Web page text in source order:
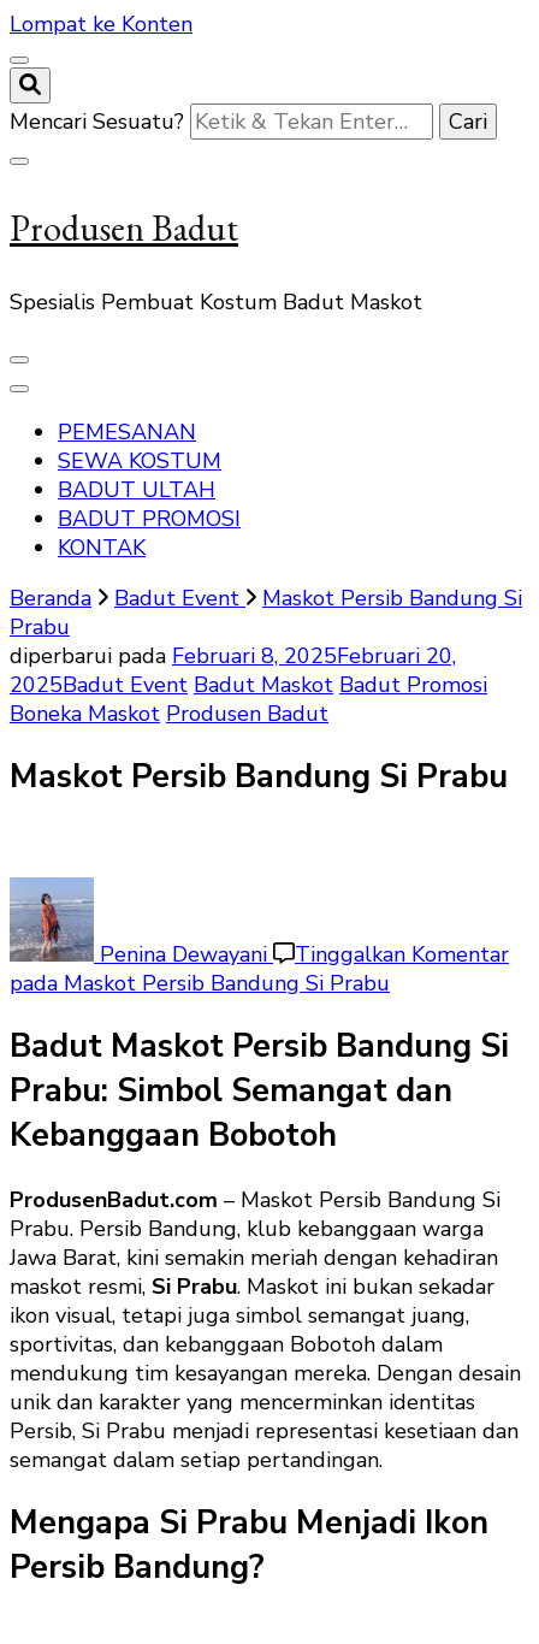
Lompat ke Konten
Mencari Sesuatu?
Produsen Badut
Spesialis Pembuat Kostum Badut Maskot
PEMESANAN
SEWA KOSTUM
BADUT ULTAH
BADUT PROMOSI
KONTAK
Beranda
Badut Event
Maskot Persib Bandung Si
Prabu
diperbarui pada Februari 8, 2025Februari 20,
2025Badut Event Badut Maskot Badut Promosi
Boneka Maskot Produsen Badut
Maskot Persib Bandung Si Prabu
Penina Dewayani
Tinggalkan Komentar
pada Maskot Persib Bandung Si Prabu
Badut Maskot Persib Bandung Si
Prabu: Simbol Semangat dan
Kebanggaan Bobotoh
ProdusenBadut.com – Maskot Persib Bandung Si
Prabu. Persib Bandung, klub kebanggaan warga
Jawa Barat, kini semakin meriah dengan kehadiran
maskot resmi, Si Prabu. Maskot ini bukan sekadar
ikon visual, tetapi juga simbol semangat juang,
sportivitas, dan kebanggaan Bobotoh dalam
mendukung tim kesayangan mereka. Dengan desain
unik dan karakter yang mencerminkan identitas
Persib, Si Prabu menjadi representasi kesetiaan dan
semangat dalam setiap pertandingan.
Mengapa Si Prabu Menjadi Ikon
Persib Bandung?